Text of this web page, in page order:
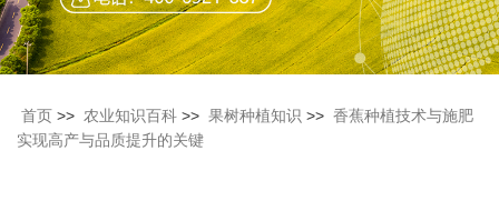
首页 >> 农业知识百科 >> 果树种植知识 >> 香蕉种植技术与施肥
实现高产与品质提升的关键